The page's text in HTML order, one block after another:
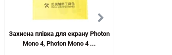
Захисна плівка для екрану Photon
Mono 4, Photon Mono 4 ...